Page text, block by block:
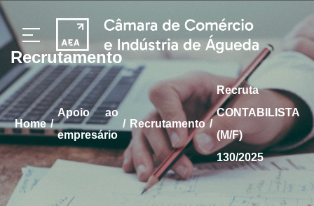
Recrutamento
home /
apoio ao
empresário
/ Recrutamento /
Recruta
CONTABILISTA
(M/F)
130/2025